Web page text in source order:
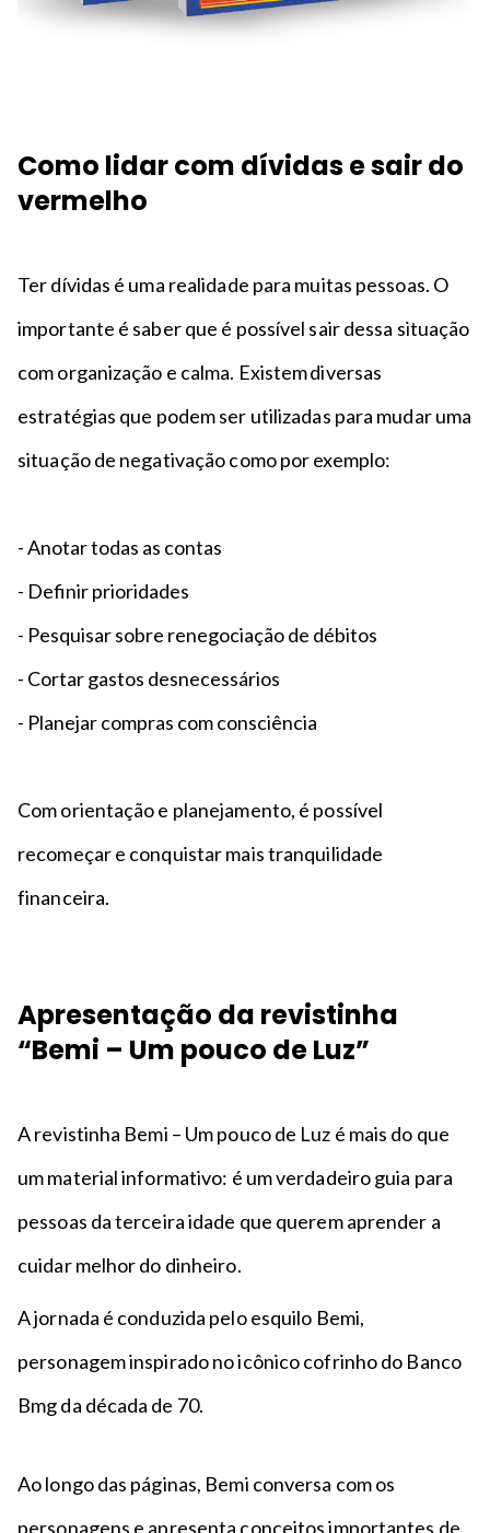
Como lidar com dívidas e sair do
vermelho
Ter dívidas é uma realidade para muitas pessoas. O
importante é saber que é possível sair dessa situação
com organização e calma. Existem diversas
estratégias que podem ser utilizadas para mudar uma
situação de negativação como por exemplo:
- Anotar todas as contas
- Definir prioridades
- Pesquisar sobre renegociação de débitos
- Cortar gastos desnecessários
- Planejar compras com consciência
Com orientação e planejamento, é possível
recomeçar e conquistar mais tranquilidade
financeira.
Apresentação da revistinha
“Bemi – Um pouco de Luz”
A revistinha Bemi – Um pouco de Luz é mais do que
um material informativo: é um verdadeiro guia para
pessoas da terceira idade que querem aprender a
cuidar melhor do dinheiro.
A jornada é conduzida pelo esquilo Bemi,
personagem inspirado no icônico cofrinho do Banco
Bmg da década de 70.
Ao longo das páginas, Bemi conversa com os
personagens e apresenta conceitos importantes de